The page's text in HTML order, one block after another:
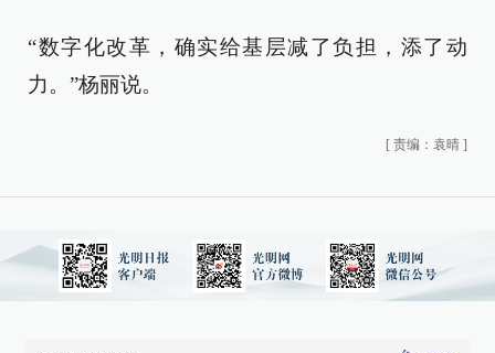
“数字化改革，确实给基层减了负担，添了动
力。”杨丽说。
[ 责编：袁晴 ]